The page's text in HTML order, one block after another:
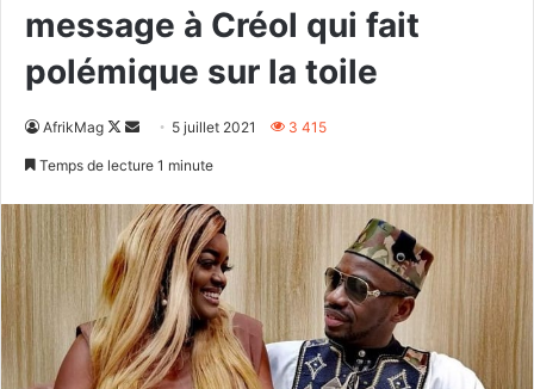
message à Créol qui fait
polémique sur la toile
AfrikMag
Follow
Envoyer5 juillet 2021 3 415
Temps de lecture 1 minute